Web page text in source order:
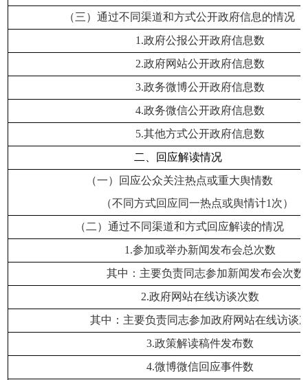
（三）通过不同渠道和方式公开政府信息的情况
1.政府公报公开政府信息数
2.政府网站公开政府信息数
3.政务微博公开政府信息数
4.政务微信公开政府信息数
5.其他方式公开政府信息数
二、回应解读情况
（一）回应公众关注热点或重大舆情数
（不同方式回应同一热点或舆情计1次）
（二）通过不同渠道和方式回应解读的情况
1.参加或举办新闻发布会总次数
其中：主要负责同志参加新闻发布会次数
2.政府网站在线访谈次数
其中：主要负责同志参加政府网站在线访谈
3.政策解读稿件发布数
4.微博微信回应事件数